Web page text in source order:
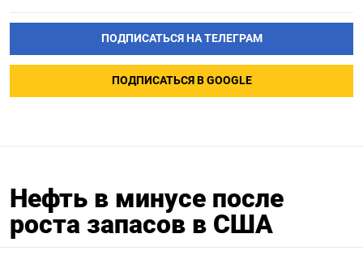
ПОДПИСАТЬСЯ НА ТЕЛЕГРАМ
ПОДПИСАТЬСЯ В GOOGLE
Нефть в минусе после
роста запасов в США